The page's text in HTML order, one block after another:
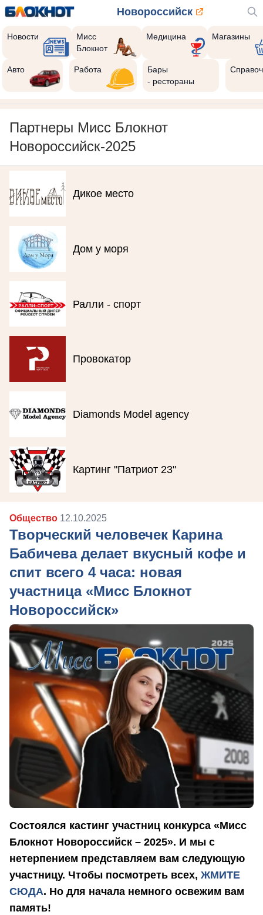
Новороссийск
Новости
Мисс
Блокнот
Медицина Магазины
Авто Работа
Бары
- рестораны
Партнеры Мисс Блокнот
Новороссийск-2025
Дикое место
Дом у моря
Ралли - спорт
Провокатор
Diamonds Model agency
Картинг "Патриот 23"
Общество 12.10.2025
Творческий человечек Карина
Бабичева делает вкусный кофе и
спит всего 4 часа: новая
участница «Мисс Блокнот
Новороссийск»
Состоялся кастинг участниц конкурса «Мисс
Блокнот Новороссийск – 2025». И мы с
нетерпением представляем вам следующую
участницу. Чтобы посмотреть всех, ЖМИТЕ
СЮДА. Но для начала немного освежим вам
память!